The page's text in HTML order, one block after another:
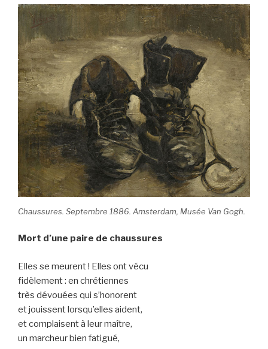
Chaussures. Septembre 1886. Amsterdam, Musée Van Gogh.
Mort d’une paire de chaussures
Elles se meurent ! Elles ont vécu
fidèlement : en chrétiennes
très dévouées qui s’honorent
et jouissent lorsqu’elles aident,
et complaisent à leur maître,
un marcheur bien fatigué,